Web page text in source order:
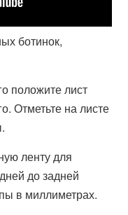
ботинок,
положите лист
Отметьте на листе
ленту для
до задней
в миллиметрах.